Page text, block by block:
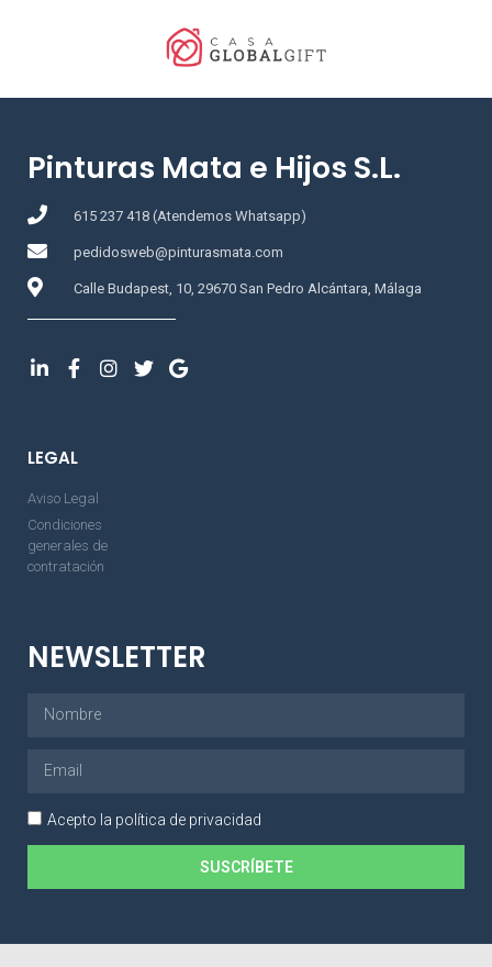
Pinturas Mata e Hijos S.L.
615 237 418 (Atendemos Whatsapp)
pedidosweb@pinturasmata.com
Calle Budapest, 10, 29670 San Pedro Alcántara, Málaga
LEGAL
Aviso Legal
Condiciones
generales de
contratación
NEWSLETTER
Acepto la política de privacidad
SUSCRÍBETE